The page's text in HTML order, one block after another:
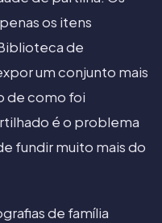
os itens
de
um conjunto mais
de como foi
é o problema
fundir muito mais do
de família